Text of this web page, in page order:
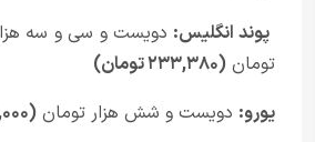
پوند انگلیس: دویست و سی و سه
تومان (۲۳۳,۳۸۰ تومان)
یورو: دویست و شش هزار تومان (۲۰۶,۰۰۰ تومان)